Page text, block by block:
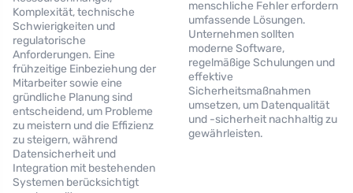
Komplexität, technische
Schwierigkeiten und
regulatorische
Anforderungen. Eine
frühzeitige Einbeziehung der
Mitarbeiter sowie eine
gründliche Planung sind
entscheidend, um Probleme
zu meistern und die Effizienz
zu steigern, während
Datensicherheit und
Integration mit bestehenden
Systemen berücksichtigt
menschliche Fehler erfordern
umfassende Lösungen.
Unternehmen sollten
moderne Software,
regelmäßige Schulungen und
effektive
Sicherheitsmaßnahmen
umsetzen, um Datenqualität
und -sicherheit nachhaltig zu
gewährleisten.